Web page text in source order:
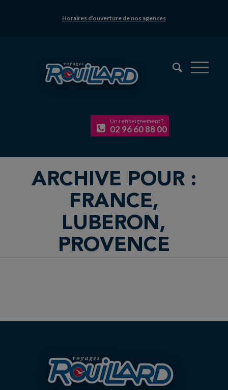
Horaires d’ouverture de nos agences
Un renseignement ?
02 96 60 88 00
ARCHIVE POUR :
FRANCE,
LUBERON,
PROVENCE